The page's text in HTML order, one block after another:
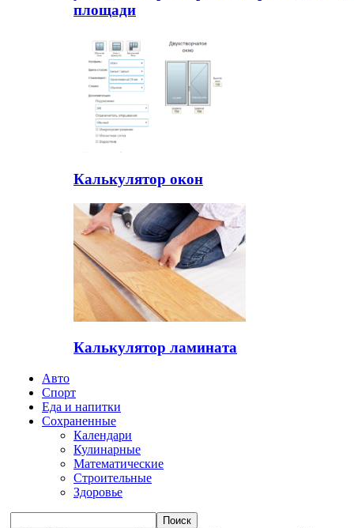
площади
Калькулятор окон
Калькулятор ламината
Авто
Спорт
Еда и напитки
Сохраненные
Календари
Кулинарные
Математические
Строительные
Здоровье